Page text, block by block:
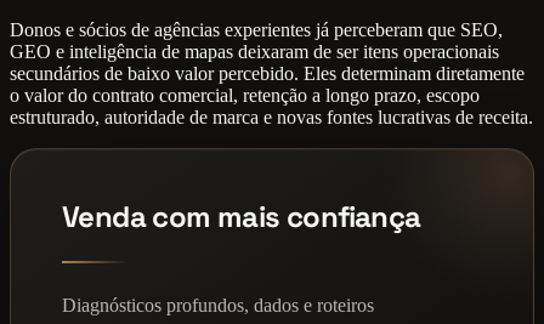
Donos e sócios de agências experientes já perceberam que SEO,
GEO e inteligência de mapas deixaram de ser itens operacionais
secundários de baixo valor percebido. Eles determinam diretamente
o valor do contrato comercial, retenção a longo prazo, escopo
estruturado, autoridade de marca e novas fontes lucrativas de receita.
Venda com mais confiança
Diagnósticos profundos, dados e roteiros